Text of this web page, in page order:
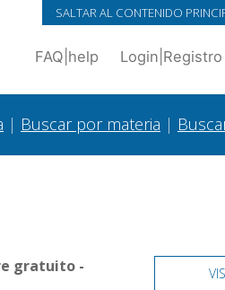
SALTAR AL CONTENIDO
FAQ help Login Registro
| Buscar por materia |
gratuito -